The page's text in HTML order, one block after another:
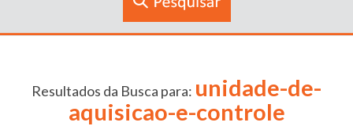
Resultados da Busca para: unidade-de-
aquisicao-e-controle